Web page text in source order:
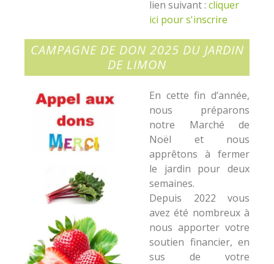
lien suivant : cliquer
ici pour s'inscrire
CAMPAGNE DE DON 2025 DU JARDIN
DE LIMON
En cette fin d’année,
nous préparons
notre Marché de
Noël et nous
apprêtons à fermer
le jardin pour deux
semaines.
Depuis 2022 vous
avez été nombreux à
nous apporter votre
soutien financier, en
sus de votre